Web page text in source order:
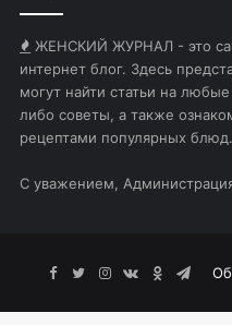
ЖЕНСКИЙ ЖУРНАЛ - это
интернет блог. Здесь
могут найти статьи на
либо советы, а также
рецептами популярных блюд.
С уважением,
Facebook
TwitterInstagram
vk.com